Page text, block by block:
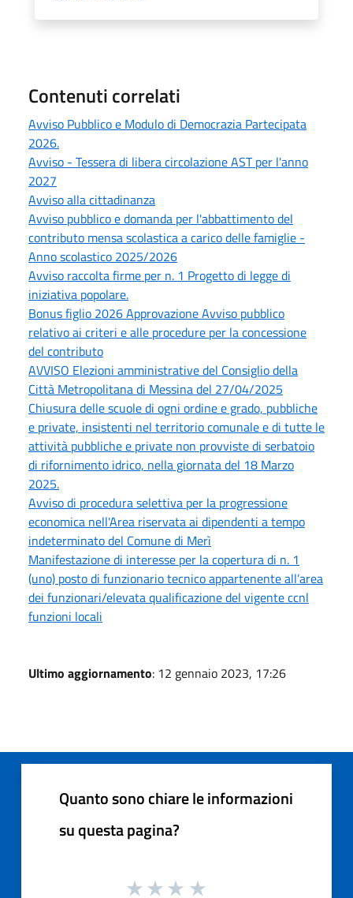
Contenuti correlati
Avviso Pubblico e Modulo di Democrazia Partecipata
2026.
Avviso - Tessera di libera circolazione AST per l'anno
2027
Avviso alla cittadinanza
Avviso pubblico e domanda per l'abbattimento del
contributo mensa scolastica a carico delle famiglie -
Anno scolastico 2025/2026
Avviso raccolta firme per n. 1 Progetto di legge di
iniziativa popolare.
Bonus figlio 2026 Approvazione Avviso pubblico
relativo ai criteri e alle procedure per la concessione
del contributo
AVVISO Elezioni amministrative del Consiglio della
Città Metropolitana di Messina del 27/04/2025
Chiusura delle scuole di ogni ordine e grado, pubbliche
e private, insistenti nel territorio comunale e di tutte le
attività pubbliche e private non provviste di serbatoio
di rifornimento idrico, nella giornata del 18 Marzo
2025.
Avviso di procedura selettiva per la progressione
economica nell'Area riservata ai dipendenti a tempo
indeterminato del Comune di Merì
Manifestazione di interesse per la copertura di n. 1
(uno) posto di funzionario tecnico appartenente all’area
dei funzionari/elevata qualificazione del vigente ccnl
funzioni locali
Ultimo aggiornamento: 12 gennaio 2023, 17:26
Quanto sono chiare le informazioni
su questa pagina?